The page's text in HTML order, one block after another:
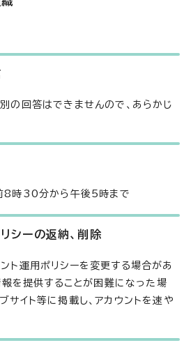
の回答はできませんので、あらかじ
8時30分から午後5時まで
シーの返納、削除
ト運用ポリシーを変更する場合があ
を提供することが困難になった場
サイト等に掲載し、アカウントを速や